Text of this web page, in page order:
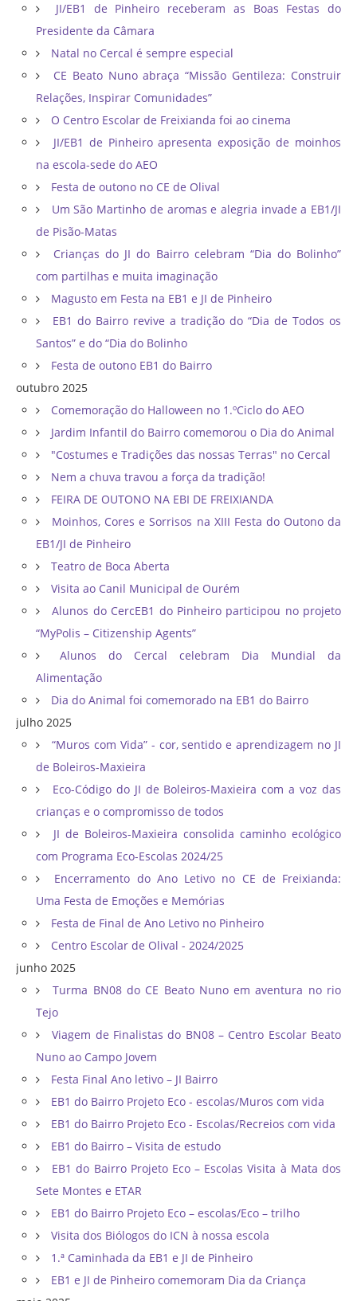
JI/EB1 de Pinheiro receberam as Boas Festas do
Presidente da Câmara
Natal no Cercal é sempre especial
CE Beato Nuno abraça “Missão Gentileza: Construir
Relações, Inspirar Comunidades”
O Centro Escolar de Freixianda foi ao cinema
JI/EB1 de Pinheiro apresenta exposição de moinhos
na escola-sede do AEO
Festa de outono no CE de Olival
Um São Martinho de aromas e alegria invade a EB1/JI
de Pisão-Matas
Crianças do JI do Bairro celebram “Dia do Bolinho”
com partilhas e muita imaginação
Magusto em Festa na EB1 e JI de Pinheiro
EB1 do Bairro revive a tradição do “Dia de Todos os
Santos” e do “Dia do Bolinho
Festa de outono EB1 do Bairro
outubro 2025
Comemoração do Halloween no 1.ºCiclo do AEO
Jardim Infantil do Bairro comemorou o Dia do Animal
"Costumes e Tradições das nossas Terras" no Cercal
Nem a chuva travou a força da tradição!
FEIRA DE OUTONO NA EBI DE FREIXIANDA
Moinhos, Cores e Sorrisos na XIII Festa do Outono da
EB1/JI de Pinheiro
Teatro de Boca Aberta
Visita ao Canil Municipal de Ourém
Alunos do CercEB1 do Pinheiro participou no projeto
“MyPolis – Citizenship Agents”
Alunos do Cercal celebram Dia Mundial da
Alimentação
Dia do Animal foi comemorado na EB1 do Bairro
julho 2025
“Muros com Vida” - cor, sentido e aprendizagem no JI
de Boleiros-Maxieira
Eco-Código do JI de Boleiros-Maxieira com a voz das
crianças e o compromisso de todos
JI de Boleiros-Maxieira consolida caminho ecológico
com Programa Eco-Escolas 2024/25
Encerramento do Ano Letivo no CE de Freixianda:
Uma Festa de Emoções e Memórias
Festa de Final de Ano Letivo no Pinheiro
Centro Escolar de Olival - 2024/2025
junho 2025
Turma BN08 do CE Beato Nuno em aventura no rio
Tejo
Viagem de Finalistas do BN08 – Centro Escolar Beato
Nuno ao Campo Jovem
Festa Final Ano letivo – JI Bairro
EB1 do Bairro Projeto Eco - escolas/Muros com vida
EB1 do Bairro Projeto Eco - Escolas/Recreios com vida
EB1 do Bairro – Visita de estudo
EB1 do Bairro Projeto Eco – Escolas Visita à Mata dos
Sete Montes e ETAR
EB1 do Bairro Projeto Eco – escolas/Eco – trilho
Visita dos Biólogos do ICN à nossa escola
1.ª Caminhada da EB1 e JI de Pinheiro
EB1 e JI de Pinheiro comemoram Dia da Criança